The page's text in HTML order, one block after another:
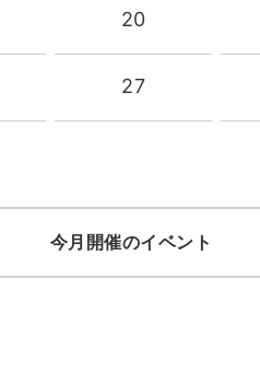
20
27
今月開催のイベント